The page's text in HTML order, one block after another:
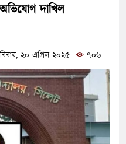
দাখিল
২০ এপ্রিল ২০২৫
৭০৬